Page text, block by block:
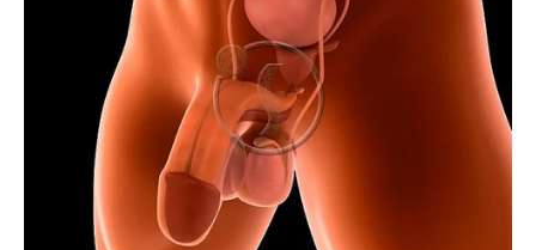
razgovori ili prilike koje vam mogu donijeti mnogo više
sigurnosti i uspjeha nego ranije.
Neki Jarčevi će dobiti priliku da pokažu koliko vrijede,
dok će drugi konačno riješiti problem koji ih dugo
opterećuje.
Ovo je sedmica u kojoj će vam mnoge stvari ići mnogo